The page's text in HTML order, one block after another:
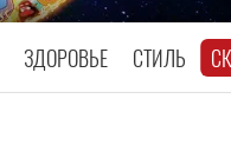
ЗДОРОВЬЕ СТИЛЬ